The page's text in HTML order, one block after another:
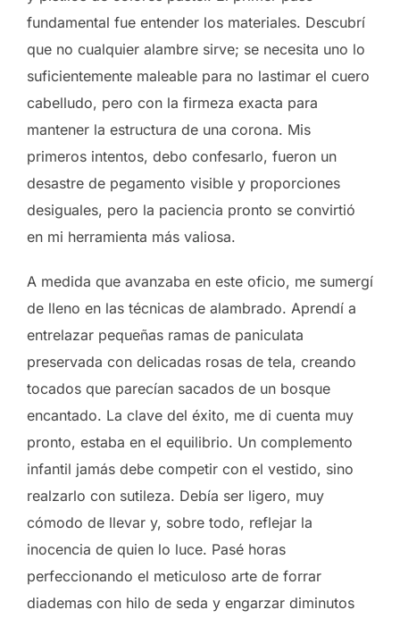
fundamental fue entender los materiales. Descubrí
que no cualquier alambre sirve; se necesita uno lo
suficientemente maleable para no lastimar el cuero
cabelludo, pero con la firmeza exacta para
mantener la estructura de una corona. Mis
primeros intentos, debo confesarlo, fueron un
desastre de pegamento visible y proporciones
desiguales, pero la paciencia pronto se convirtió
en mi herramienta más valiosa.
A medida que avanzaba en este oficio, me sumergí
de lleno en las técnicas de alambrado. Aprendí a
entrelazar pequeñas ramas de paniculata
preservada con delicadas rosas de tela, creando
tocados que parecían sacados de un bosque
encantado. La clave del éxito, me di cuenta muy
pronto, estaba en el equilibrio. Un complemento
infantil jamás debe competir con el vestido, sino
realzarlo con sutileza. Debía ser ligero, muy
cómodo de llevar y, sobre todo, reflejar la
inocencia de quien lo luce. Pasé horas
perfeccionando el meticuloso arte de forrar
diademas con hilo de seda y engarzar diminutos